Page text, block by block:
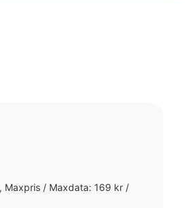
Maxpris / Maxdata: 169 kr /